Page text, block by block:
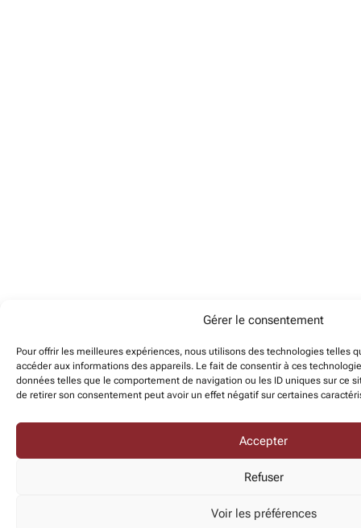
Gérer le consentement
Pour offrir les meilleures expériences, nous utilisons des technologies telles
accéder aux informations des appareils. Le fait de consentir à ces
données telles que le comportement de navigation ou les ID uniques sur ce
de retirer son consentement peut avoir un effet négatif sur certaines
Accepter
Refuser
Voir les préférences